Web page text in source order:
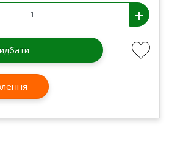
+